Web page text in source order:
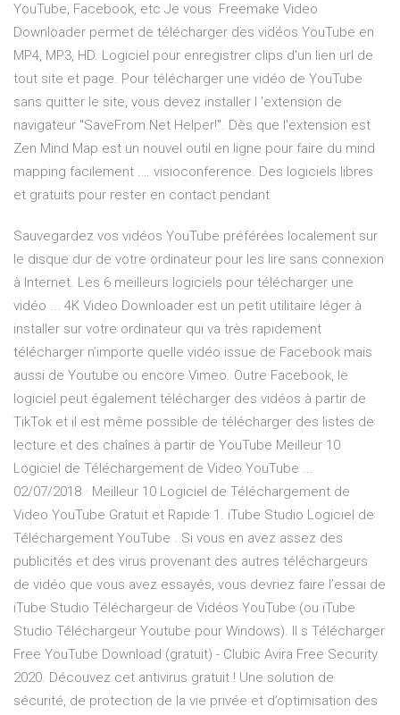
YouTube, Facebook, etc Je vous Freemake Video
Downloader permet de télécharger des vidéos YouTube en
MP4, MP3, HD. Logiciel pour enregistrer clips d'un lien url de
tout site et page. Pour télécharger une vidéo de YouTube
sans quitter le site, vous devez installer l 'extension de
navigateur "SaveFrom.Net Helper!". Dès que l'extension est
Zen Mind Map est un nouvel outil en ligne pour faire du mind
mapping facilement .… visioconference. Des logiciels libres
et gratuits pour rester en contact pendant
Sauvegardez vos vidéos YouTube préférées localement sur
le disque dur de votre ordinateur pour les lire sans connexion
à Internet. Les 6 meilleurs logiciels pour télécharger une
vidéo ... 4K Video Downloader est un petit utilitaire léger à
installer sur votre ordinateur qui va très rapidement
télécharger n’importe quelle vidéo issue de Facebook mais
aussi de Youtube ou encore Vimeo. Outre Facebook, le
logiciel peut également télécharger des vidéos à partir de
TikTok et il est même possible de télécharger des listes de
lecture et des chaînes à partir de YouTube Meilleur 10
Logiciel de Téléchargement de Video YouTube ...
02/07/2018 · Meilleur 10 Logiciel de Téléchargement de
Video YouTube Gratuit et Rapide 1. iTube Studio Logiciel de
Téléchargement YouTube . Si vous en avez assez des
publicités et des virus provenant des autres téléchargeurs
de vidéo que vous avez essayés, vous devriez faire l’essai de
iTube Studio Téléchargeur de Vidéos YouTube (ou iTube
Studio Téléchargeur Youtube pour Windows). Il s Télécharger
Free YouTube Download (gratuit) - Clubic Avira Free Security
2020. Découvez cet antivirus gratuit ! Une solution de
sécurité, de protection de la vie privée et d’optimisation des